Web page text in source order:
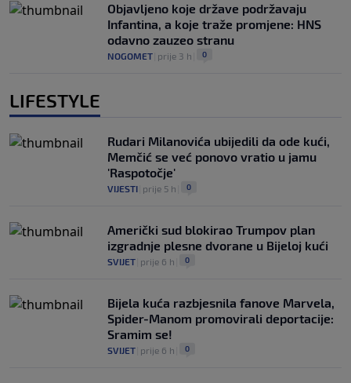
Objavljeno koje države podržavaju
Infantina, a koje traže promjene: HNS
odavno zauzeo stranu
NOGOMET prije 3 h 0
LIFESTYLE
Rudari Milanovića ubijedili da ode kući,
Memčić se već ponovo vratio u jamu
'Raspotočje'
VIJESTI prije 5 h 0
Američki sud blokirao Trumpov plan
izgradnje plesne dvorane u Bijeloj kući
SVIJET prije 6 h 0
Bijela kuća razbjesnila fanove Marvela,
Spider-Manom promovirali deportacije:
Sramim se!
SVIJET prije 6 h 0